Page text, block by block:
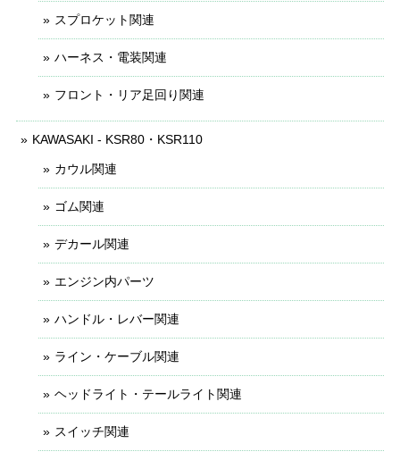
スプロケット関連
ハーネス・電装関連
フロント・リア足回り関連
KAWASAKI - KSR80・KSR110
カウル関連
ゴム関連
デカール関連
エンジン内パーツ
ハンドル・レバー関連
ライン・ケーブル関連
ヘッドライト・テールライト関連
スイッチ関連